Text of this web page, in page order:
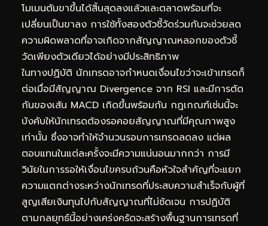
โมเมนตัมขาขึ้นได้สิ้นสุดลงแล้วและตลาดพร้อมที่จะ
เปลี่ยนเป็นขาลง การใช้ทั้งสองตัวชี้วัดร่วมกันจะช่วยลด
ความผิดพลาดที่อาจเกิดจากสัญญาณหลอกของตัวชี้
วัดเพียงตัวเดียวได้อย่างมีประสิทธิภาพ
ในทางปฏิบัติ นักเทรดอาจกำหนดเงื่อนไขว่าจะเข้าเทรดก็
ต่อเมื่อมีสัญญาณ Divergence จาก RSI และมีการตัด
กันของเส้น MACD เกิดขึ้นพร้อมกัน กฎเกณฑ์เช่นนี้จะ
บังคับให้นักเทรดต้องรอคอยสัญญาณที่มีคุณภาพสูง
เท่านั้น ซึ่งอาจทำให้จำนวนรอบการเทรดลดลง แต่ผล
ตอบแทนในแต่ละครั้งจะมีความแน่นอนมากกว่า การมี
วินัยในการรอให้เงื่อนไขครบถ้วนคือหัวใจสำคัญที่จะแยก
ความแตกต่างระหว่างนักเทรดที่ประสบความสำเร็จกับผู้ที่
สูญเสียเงินทุนไปกับสัญญาณที่ไม่ชัดเจน การปฏิบัติ
ตามกลยุทธ์นี้อย่างเคร่งครัดจะสร้างพื้นฐานการเทรดที่